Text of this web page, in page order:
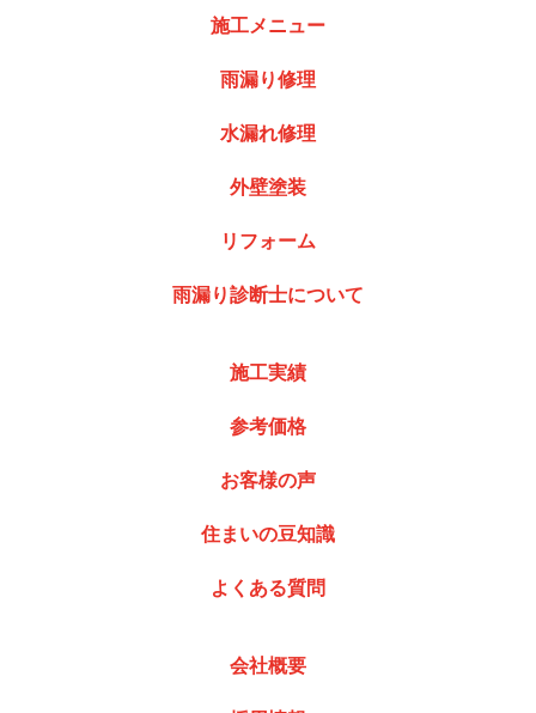
施工メニュー
雨漏り修理
水漏れ修理
外壁塗装
リフォーム
雨漏り診断士について
施工実績
参考価格
お客様の声
住まいの豆知識
よくある質問
会社概要